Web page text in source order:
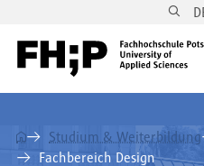
Direkt zur Hauptnavigation
⌂ Studium & Weiterbildung
Fachbereich Design